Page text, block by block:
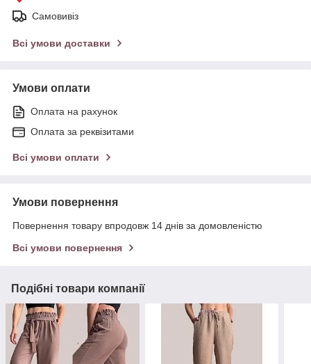
Самовивіз
Всі умови доставки
Умови оплати
Оплата на рахунок
Оплата за реквізитами
Всі умови оплати
Умови повернення
Повернення товару впродовж 14 днів за домовленістю
Всі умови повернення
Подібні товари компанії